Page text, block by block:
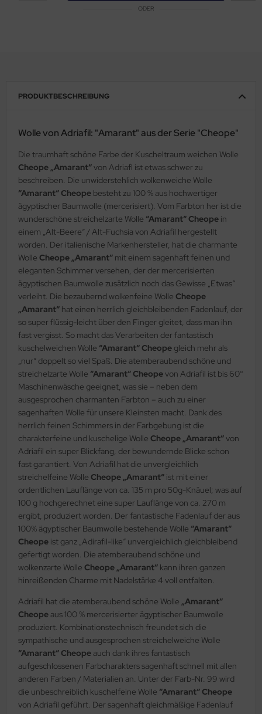
ODER
PRODUKTBESCHREIBUNG
Wolle von Adriafil: "Amarant" aus der Serie "Cheope"
Die traumhaft schöne Farbe der Kuscheltraum weichen Wolle
Cheope „Amarant“von Adriafl ist etwas schwer zu
beschreiben. Die unwiderstehlich wolkenweiche Wolle
“Amarant“ Cheope besteht zu 100 % aus hochwertiger
ägyptischer Baumwolle (mercerisiert). Vom Farbton her ist die
wunderschöne streichelzarte Wolle “Amarant“ Cheope in
einem „Alt-Beere“ / Alt-Fuchsia von Adriafil hergestellt
worden. Der italienische Markenhersteller, hat die charmante
Wolle Cheope „Amarant“ mit einem sagenhaft feinen und
eleganten Schimmer versehen, der der mercerisierten
ägyptischen Baumwolle zusätzlich noch das Gewisse „Etwas“
verleiht. Die bezaubernd wolkenfeine Wolle Cheope
„Amarant“ hat einen herrlich gleichbleibenden Fadenlauf, der
so super flüssig-leicht über den Finger gleitet, dass man ihn
fast vergisst. So macht das Verarbeiten der fantastisch
kuschelweichen Wolle “Amarant“ Cheope gleich mehr als
„nur“ doppelt so viel Spaß. Die atemberaubend schöne und
streichelzarte Wolle “Amarant“ Cheopevon Adriafil ist bis 60°
Maschinenwäsche geeignet, was sie – neben dem
ausgesprochen charmanten Farbton – auch zu einer
sagenhaften Wolle für unsere Kleinsten macht. Dank des
herrlich feinen Schimmers in der Farbgebung ist die
charakterfeine und kuschelige Wolle Cheope „Amarant“von
Adriafil ein super Blickfang, der bewundernde Blicke schon
fast garantiert. Von Adriafil hat die unvergleichlich
streichelfeine Wolle Cheope „Amarant“ ist mit einer
ordentlichen Lauflänge von ca. 135 m pro 50g-Knäuel; was auf
100 g hochgerechnet eine super Lauflänge von ca. 270 m
ergibt, produziert worden. Der fantastische Fadenlauf der aus
100% ägyptischer Baumwolle bestehende Wolle “Amarant“
Cheope ist ganz „Adirafil-like“ unvergleichlich gleichbleibend
gefertigt worden. Die atemberaubend schöne und
wolkenzarte Wolle Cheope „Amarant“ kann ihren ganzen
hinreißenden Charme mit Nadelstärke 4 voll entfalten.
Adriafil hat die atemberaubend schöne Wolle „Amarant“
Cheope aus 100 % mercerisierter ägyptischer Baumwolle
produziert. Kombinationstechnisch freundet sich die
sympathische und ausgesprochen streichelweiche Wolle
“Amarant“ Cheope auch dank ihres fantastisch
aufgeschlossenen Farbcharakters sagenhaft schnell mit allen
anderen Farben / Materialien an. Unter der Farb-Nr. 99 wird
die unbeschreiblich kuschelfeine Wolle “Amarant“ Cheope
von Adriafil geführt. Der sagenhaft gleichmäßige Fadenlauf